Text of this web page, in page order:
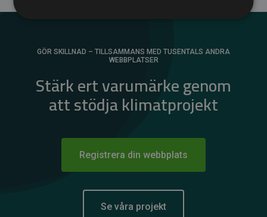
GÖR SKILLNAD – TILLSAMMANS MED TUSENTALS ANDRA
WEBBPLATSER
Stärk ert varumärke genom
att stödja klimatprojekt
Registrera din webbplats
Se våra projekt